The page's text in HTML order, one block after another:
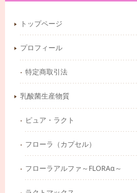
トップページ
プロフィール
特定商取引法
乳酸菌生産物質
ピュア・ラクト
フローラ（カプセル）
フローラアルファ～FLORAα～